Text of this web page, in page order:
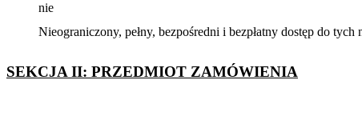
nie
Nieograniczony, pełny, bezpośredni i bezpłatny dostęp do
SEKCJA II: PRZEDMIOT ZAMÓWIENIA